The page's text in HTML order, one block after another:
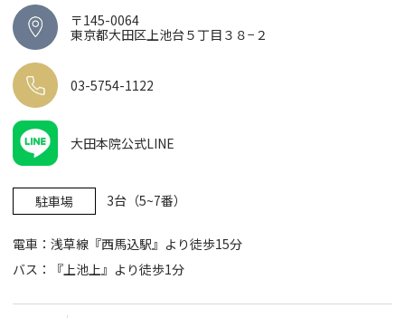
〒145-0064
東京都大田区上池台５丁目３８−２
03-5754-1122
大田本院公式LINE
駐車場 3台（5~7番）
電車：浅草線『西馬込駅』より徒歩15分
バス：『上池上』より徒歩1分